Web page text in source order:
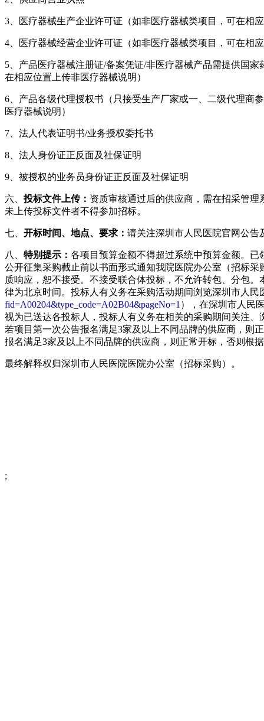
3、医疗器械生产企业许可证（如非医疗器械类项目，可在相
4、医疗器械经营企业许可证（如非医疗器械类项目，可在相
5、产品医疗器械注册证/备案凭证/非医疗器械产品需提供国
在相应位置上传非医疗器械说明）
6、产品各级代理授权书（只接受生产厂家或一、二级代理商
医疗器械说明）
7、法人代表证明书/业务授权委托书
8、法人身份证正反面及社保证明
9、被授权的业务员身份证正反面及社保证明
六、投标文件上传： 资质审核通过后的供应商，需在招采管
未上传投标文件者不得参加招标。
七、 开标时间、地点、要求： 请关注深圳市人民医院官网公告
八、 特别提示： 各项目预算金额不得超过系统中预算金额。已
公开征集采购截止前以书面形式通知我院医院办公室（招标
质响应，恕不接受。不接受联合体投标，不允许转包、分包
律为北京时间。投标人有义务在采购活动期间浏览深圳市人民
fid=A00204&type_code=A02B04&pageNo=1），在深圳市人民
视为已送达各投标人，投标人有义务在相关的采购期间关注
若项目第一次公告报名满足3家及以上不同品牌的供应商，则
报名满足3家及以上不同品牌的供应商，则正常开标，否则根
最终解释权归深圳市人民医院医院办公室（招标采购）。
;